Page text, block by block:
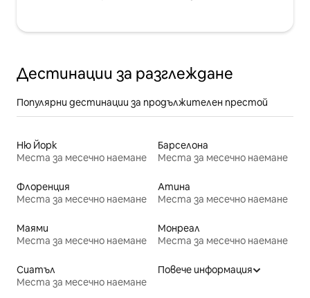
Дестинации за разглеждане
Популярни дестинации за продължителен престой
Ню Йорк
Места за месечно наемане
Барселона
Места за месечно наемане
Флоренция
Места за месечно наемане
Атина
Места за месечно наемане
Маями
Места за месечно наемане
Монреал
Места за месечно наемане
Сиатъл
Места за месечно наемане
Повече информация